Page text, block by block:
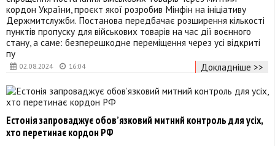
02.08.2024 16:04
кордон України, проєкт якої розробив Мінфін на ініціативу
Держмитслужби. Постанова передбачає розширення кількості
пунктів пропуску для військових товарів на час дії воєнного
стану, а саме: безперешкодне переміщення через усі відкриті
пу
Докладніше >>
Естонія запроваджує обов’язковий митний контроль для усіх,
хто перетинає кордон РФ